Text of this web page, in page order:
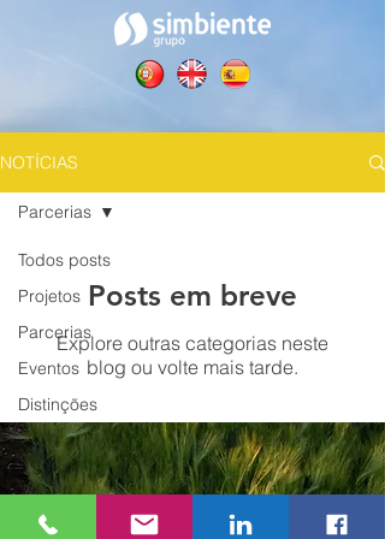
NOTÍCIAS
Todos posts
Projetos
Parcerias
Eventos
Distinções
Parcerias
Posts em breve
Explore outras categorias neste
blog ou volte mais tarde.